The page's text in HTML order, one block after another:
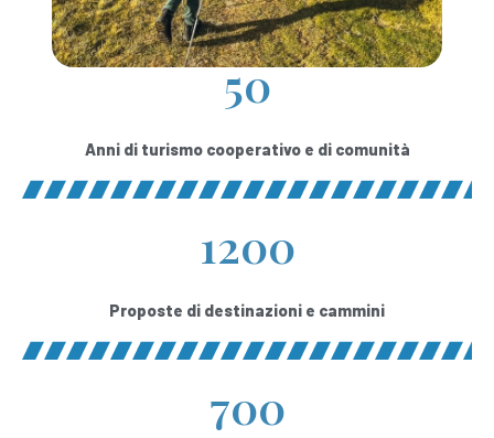
50
Anni di turismo cooperativo e di comunità
1200
Proposte di destinazioni e cammini
700